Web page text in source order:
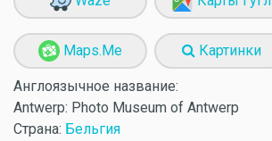
Maps.Me Картинки
Англоязычное название:
Antwerp: Photo Museum of Antwerp
Страна: Бельгия